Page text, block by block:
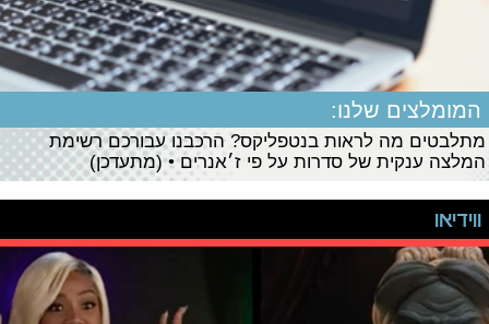
המומלצים שלנו:
מתלבטים מה לראות בנטפליקס? הרכבנו עבורכם רשימת
המלצה ענקית של סדרות על פי ז׳אנרים • (מתעדכן)
ווידיאו